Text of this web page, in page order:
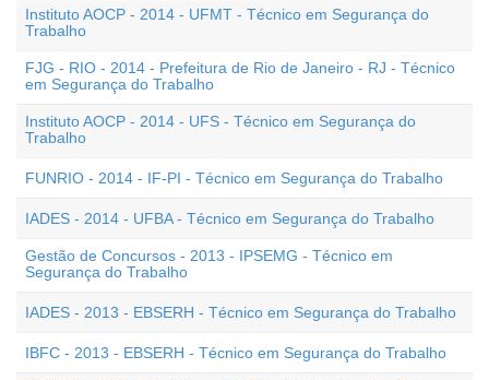
Instituto AOCP - 2014 - UFMT - Técnico em Segurança do
Trabalho
FJG - RIO - 2014 - Prefeitura de Rio de Janeiro - RJ - Técnico
em Segurança do Trabalho
Instituto AOCP - 2014 - UFS - Técnico em Segurança do
Trabalho
FUNRIO - 2014 - IF-PI - Técnico em Segurança do Trabalho
IADES - 2014 - UFBA - Técnico em Segurança do Trabalho
Gestão de Concursos - 2013 - IPSEMG - Técnico em
Segurança do Trabalho
IADES - 2013 - EBSERH - Técnico em Segurança do Trabalho
IBFC - 2013 - EBSERH - Técnico em Segurança do Trabalho